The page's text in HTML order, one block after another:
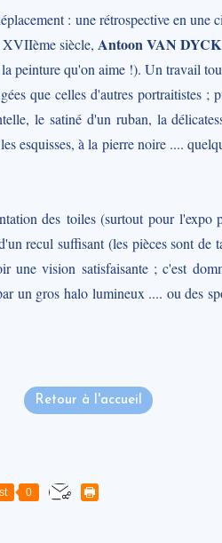
: une rétrospective en une
XVIIème siècle, Antoon VAN DYCK
peinture qu'on aime !). Un travail
que celles d'autres portraitistes ;
le satiné d'un ruban, la
esquisses, à la pierre noire ....
des toiles (surtout pour l'expo
recul suffisant (les pièces sont
une vision satisfaisante ; c'est
un gros halo lumineux .... ou des
Retour à l'accueil
0